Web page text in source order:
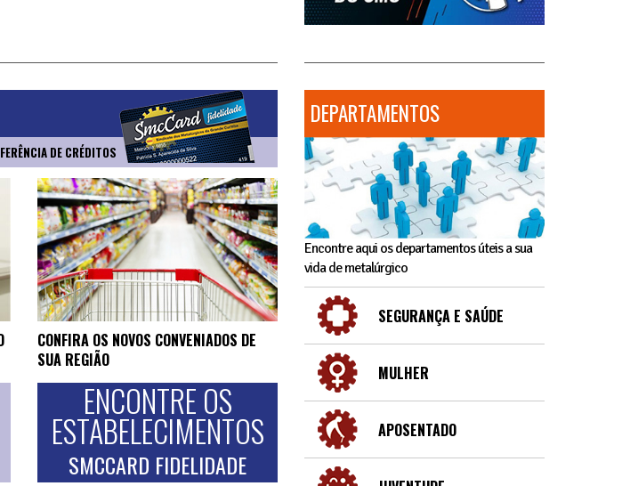
DE CRÉDITOS
CONFIRA OS NOVOS CONVENIADOS DE
SUA REGIÃO
ENCONTRE OS
ESTABELECIMENTOS
SMCCARD FIDELIDADE
DEPARTAMENTOS
Encontre aqui os departamentos úteis a sua
vida de metalúrgico
SEGURANÇA E SAÚDE
MULHER
APOSENTADO